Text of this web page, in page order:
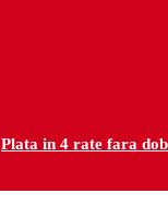
Plata in 4 rate fara